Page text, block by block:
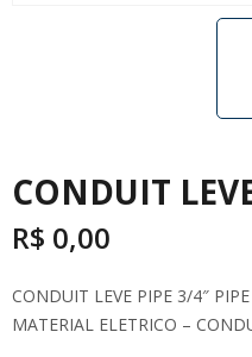
CONDUIT
R$ 0,00
CONDUIT LEVE PIPE 3/4″
MATERIAL ELETRICO –